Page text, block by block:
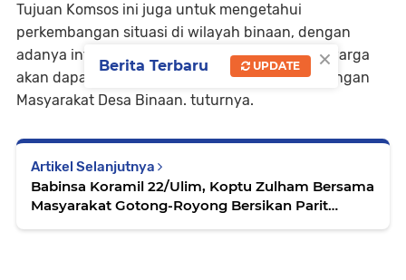
Tujuan Komsos ini juga untuk mengetahui
perkembangan situasi di wilayah binaan, dengan
adanya interaksi komunikasi Babinsa dengan warga
akan dapat mempererat hubungan Babinsa dengan
Masyarakat Desa Binaan. tuturnya.
Artikel Selanjutnya
Babinsa Koramil 22/Ulim, Koptu Zulham Bersama
Masyarakat Gotong-Royong Bersikan Parit
×
Berita Terbaru UPDATE